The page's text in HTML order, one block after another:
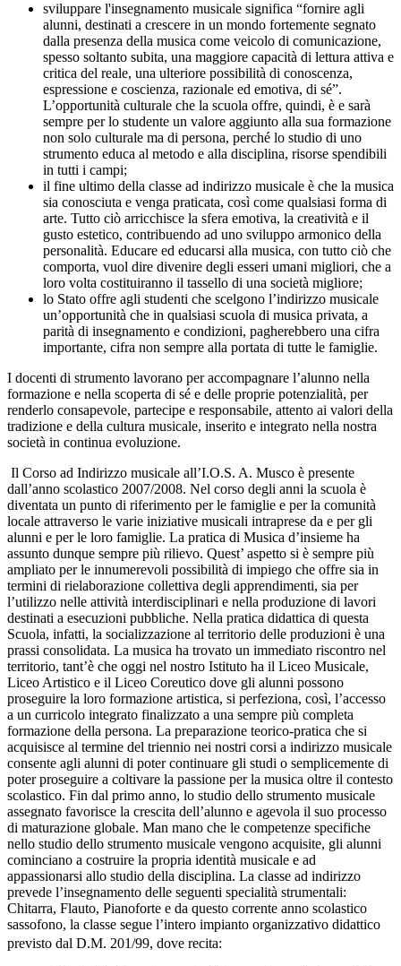
sviluppare l'insegnamento musicale significa “fornire agli
alunni, destinati a crescere in un mondo fortemente segnato
dalla presenza della musica come veicolo di comunicazione,
spesso soltanto subita, una maggiore capacità di lettura attiva e
critica del reale, una ulteriore possibilità di conoscenza,
espressione e coscienza, razionale ed emotiva, di sé”.
L’opportunità culturale che la scuola offre, quindi, è e sarà
sempre per lo studente un valore aggiunto alla sua formazione
non solo culturale ma di persona, perché lo studio di uno
strumento educa al metodo e alla disciplina, risorse spendibili
in tutti i campi;
il fine ultimo della classe ad indirizzo musicale è che la musica
sia conosciuta e venga praticata, così come qualsiasi forma di
arte. Tutto ciò arricchisce la sfera emotiva, la creatività e il
gusto estetico, contribuendo ad uno sviluppo armonico della
personalità. Educare ed educarsi alla musica, con tutto ciò che
comporta, vuol dire divenire degli esseri umani migliori, che a
loro volta costituiranno il tassello di una società migliore;
lo Stato offre agli studenti che scelgono l’indirizzo musicale
un’opportunità che in qualsiasi scuola di musica privata, a
parità di insegnamento e condizioni, pagherebbero una cifra
importante, cifra non sempre alla portata di tutte le famiglie.
I docenti di strumento lavorano per accompagnare l’alunno nella
formazione e nella scoperta di sé e delle proprie potenzialità, per
renderlo consapevole, partecipe e responsabile, attento ai valori della
tradizione e della cultura musicale, inserito e integrato nella nostra
società in continua evoluzione.
Il Corso ad Indirizzo musicale all’I.O.S. A. Musco è presente
dall’anno scolastico 2007/2008. Nel corso degli anni la scuola è
diventata un punto di riferimento per le famiglie e per la comunità
locale attraverso le varie iniziative musicali intraprese da e per gli
alunni e per le loro famiglie. La pratica di Musica d’insieme ha
assunto dunque sempre più rilievo. Quest’ aspetto si è sempre più
ampliato per le innumerevoli possibilità di impiego che offre sia in
termini di rielaborazione collettiva degli apprendimenti, sia per
l’utilizzo nelle attività interdisciplinari e nella produzione di lavori
destinati a esecuzioni pubbliche. Nella pratica didattica di questa
Scuola, infatti, la socializzazione al territorio delle produzioni è una
prassi consolidata. La musica ha trovato un immediato riscontro nel
territorio, tant’è che oggi nel nostro Istituto ha il Liceo Musicale,
Liceo Artistico e il Liceo Coreutico dove gli alunni possono
proseguire la loro formazione artistica, si perfeziona, così, l’accesso
a un curricolo integrato finalizzato a una sempre più completa
formazione della persona. La preparazione teorico-pratica che si
acquisisce al termine del triennio nei nostri corsi a indirizzo musicale
consente agli alunni di poter continuare gli studi o semplicemente di
poter proseguire a coltivare la passione per la musica oltre il contesto
scolastico. Fin dal primo anno, lo studio dello strumento musicale
assegnato favorisce la crescita dell’alunno e agevola il suo processo
di maturazione globale. Man mano che le competenze specifiche
nello studio dello strumento musicale vengono acquisite, gli alunni
cominciano a costruire la propria identità musicale e ad
appassionarsi allo studio della disciplina. La classe ad indirizzo
prevede l’insegnamento delle seguenti specialità strumentali:
Chitarra, Flauto, Pianoforte e da questo corrente anno scolastico
sassofono, la classe segue l’intero impianto organizzativo didattico
previsto dal D.M. 201/99, dove recita: